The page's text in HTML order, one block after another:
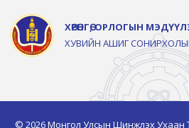
ХӨРӨНГӨ, ОРЛОГЫН
ХУВИЙН АШИГ
© 2026 Монгол Улсын Шинжлэх Ухаан